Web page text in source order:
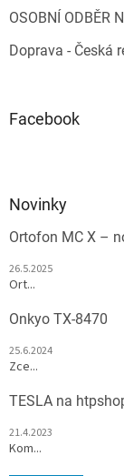
OSOBNÍ ODBĚR
Doprava - Česká
Facebook
Novinky
Ortofon MC X –
26.5.2025
Ort...
Onkyo TX-8470
25.6.2024
Zce...
TESLA na
21.4.2023
Kom...